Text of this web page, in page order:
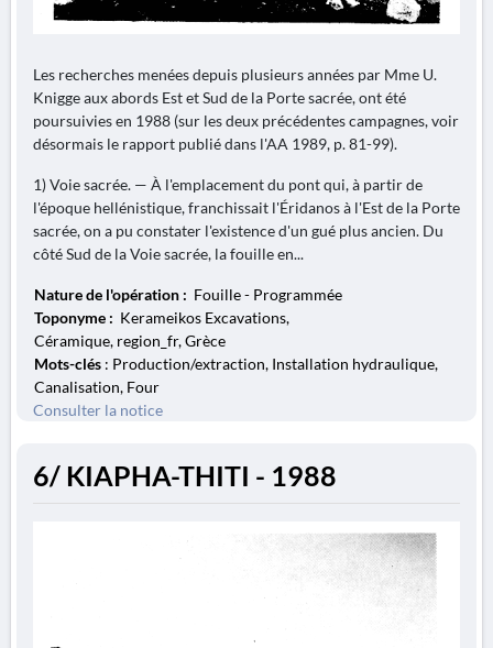
Les recherches menées depuis plusieurs années par Mme U.
Knigge aux abords Est et Sud de la Porte sacrée, ont été
poursuivies en 1988 (sur les deux précédentes campagnes, voir
désormais le rapport publié dans l'AA 1989, p. 81-99).
1) Voie sacrée. — À l'emplacement du pont qui, à partir de
l'époque hellénistique, franchissait l'Éridanos à l'Est de la Porte
sacrée, on a pu constater l'existence d'un gué plus ancien. Du
côté Sud de la Voie sacrée, la fouille en...
Nature de l'opération : Fouille - Programmée
Toponyme : Kerameikos Excavations,
Céramique, region_fr, Grèce
Mots-clés : Production/extraction, Installation hydraulique,
Canalisation, Four
Consulter la notice
6/ KIAPHA-THITI - 1988